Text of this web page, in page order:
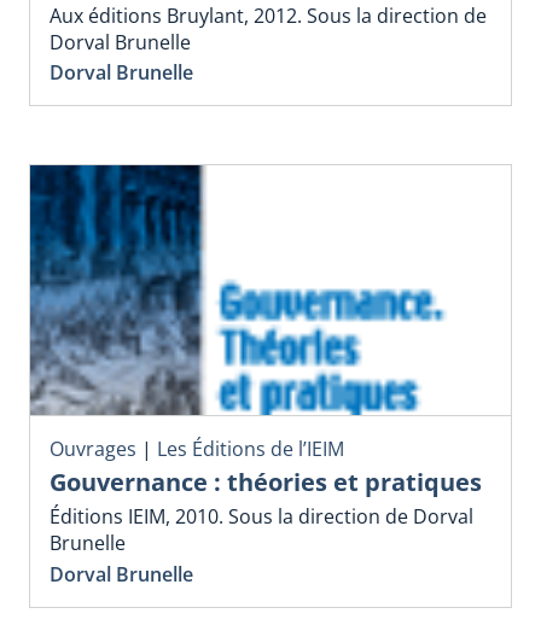
Aux éditions Bruylant, 2012. Sous la direction de
Dorval Brunelle
Dorval Brunelle
Ouvrages | Les Éditions de l’IEIM
Gouvernance : théories et pratiques
Éditions IEIM, 2010. Sous la direction de Dorval
Brunelle
Dorval Brunelle